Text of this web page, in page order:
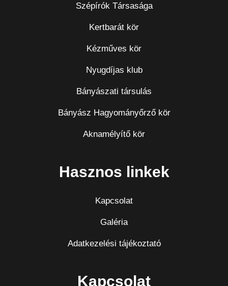
Szépírók Társasága
Kertbarát kör
Kézműves kör
Nyugdíjas klub
Bányászati társulás
Bányász Hagyományőrző kör
Aknamélyítő kör
Hasznos linkek
Kapcsolat
Galéria
Adatkezelési tájékoztató
Kapcsolat